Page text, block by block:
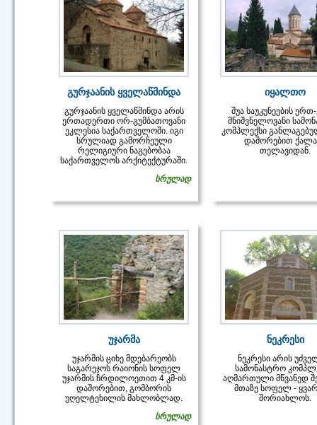
გურჯაანის ყველაწმინდა
გურჯაანის ყველაწმინდა არის
ერთადერთი ორ-გუმბათოვანი
ეკლესია საქართველოში. იგი
სრულიად გამორჩეული
რელიგიური ნაგებობაა
საქართველოს არქიტექტურაში.
სრულად
იყალთო
შუა საუკუნეების
მნიშვნელოვანი
კომპლექსი
დაშორებით
თელავიდან.
უჯარმა
უჯარმის ციხე მდებარეობს
საგარეჯოს რაიონის სოფელ
უჯარმის ჩრდილოეთით 4 კმ-ის
დაშორებით, გომბორის
უღელტეხილის მახლობლად.
სრულად
ნეკრესი
ნეკრესი არის
სამონასტრო
აღმართული მწვანედ
მთაზე სოფელ -
შორიახლოს.